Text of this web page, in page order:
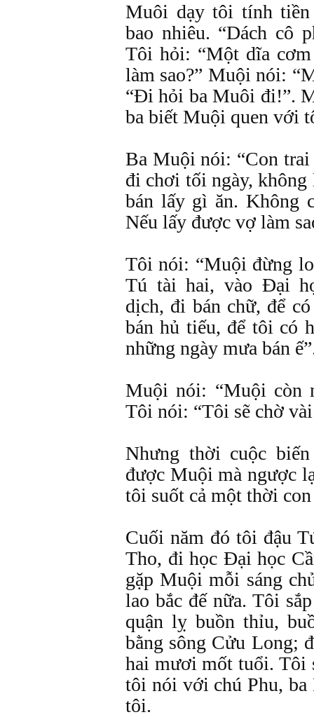
Muôi dạy tôi tính
bao nhiêu. “Dách cô
Tôi hỏi: “Một dĩa
làm sao?” Muội nói:
“Đi hỏi ba Muôi đi!”.
ba biết Muội quen với
Ba Muội nói: “Con
đi chơi tối ngày,
bán lấy gì ăn. Không
Nếu lấy được vợ làm
Tôi nói: “Muội đừng
Tú tài hai, vào Đại
dịch, đi bán chữ, để
bán hủ tiếu, để tôi có
những ngày mưa bán
Muội nói: “Muội còn
Tôi nói: “Tôi sẽ chờ
Nhưng thời cuộc
được Muội mà ngược
tôi suốt cả một thời
Cuối năm đó tôi đậu
Tho, đi học Đại học
gặp Muội mỗi sáng
lao bắc đế nữa. Tôi
quận lỵ buồn thỉu,
bằng sông Cửu Long;
hai mươi mốt tuổi. Tôi
tôi nói với chú Phu,
tôi.